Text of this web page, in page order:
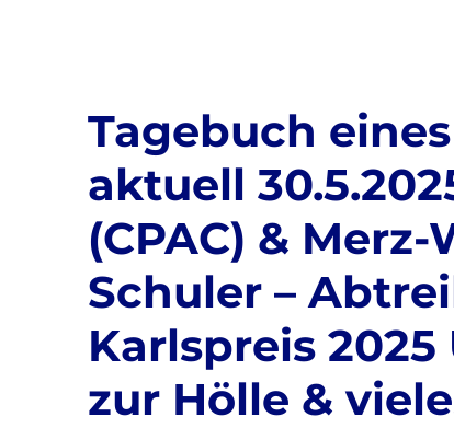
Tagebuch
aktuell
(CPAC) &
Schuler –
Karlspreis 2025
zur Hölle &